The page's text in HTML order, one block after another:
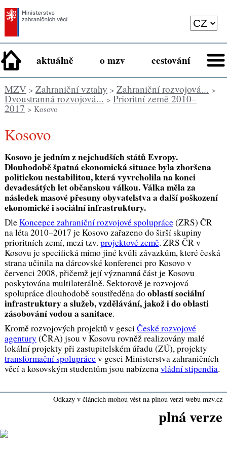
aktuálně o mzv cestování
MZV> Zahraniční vztahy > Zahraniční rozvojová... >
Dvoustranná rozvojová... > Prioritní země 2010–
2017 > Kosovo
Kosovo
Kosovo je jedním z nejchudších států Evropy.
Dlouhodobě špatná ekonomická situace byla zhoršena
politickou nestabilitou, která vyvrcholila na konci
devadesátých let občanskou válkou. Válka měla za
následek masové přesuny obyvatelstva a další poškození
ekonomické i sociální infrastruktury.
DleKoncepce zahraniční rozvojové spolupráce(ZRS) ČR
na léta 2010–2017 je Kosovo zařazeno do širší skupiny
prioritních zemí, mezi tzv. projektové země. ZRS ČR v
Kosovu je specifická mimo jiné kvůli závazkům, které česká
strana učinila na dárcovské konferenci pro Kosovo v
červenci 2008, přičemž její významná část je Kosovu
poskytována multilaterálně. Sektorově je rozvojová
spolupráce dlouhodobě soustředěna do oblastí sociální
infrastruktury a služeb, vzdělávání, jakož i do oblasti
zásobování vodou a sanitace.
Kromě rozvojových projektů v gesci České rozvojové
agentury (ČRA) jsou v Kosovu rovněž realizovány malé
lokální projekty při zastupitelském úřadu (ZÚ), projekty
transformační spoluprácev gesci Ministerstva zahraničních
věcí a kosovským studentům jsou nabízenavládní stipendia.
Odkazy v článcích mohou vést na plnou verzi webu mzv.cz
plná verze